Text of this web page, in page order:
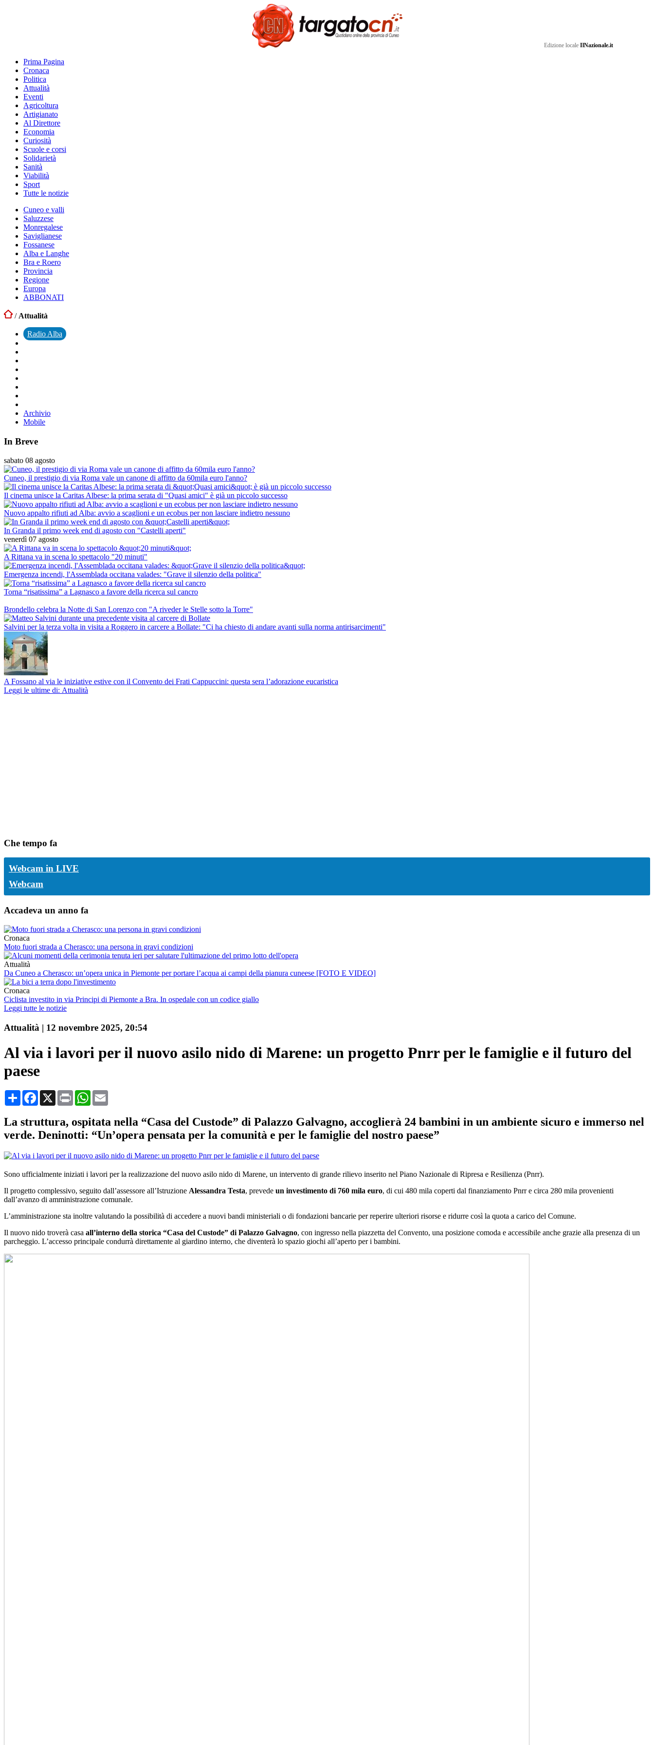
Edizione locale IlNazionale.it
Prima Pagina
Cronaca
Politica
Attualità
Eventi
Agricoltura
Artigianato
Al Direttore
Economia
Curiosità
Scuole e corsi
Solidarietà
Sanità
Viabilità
Sport
Tutte le notizie
Cuneo e valli
Saluzzese
Monregalese
Saviglianese
Fossanese
Alba e Langhe
Bra e Roero
Provincia
Regione
Europa
ABBONATI
/ Attualità
Radio Alba
Archivio
Mobile
In Breve
sabato 08 agosto
Cuneo, il prestigio di via Roma vale un canone di affitto da 60mila euro l'anno?
Il cinema unisce la Caritas Albese: la prima serata di "Quasi amici" è già un piccolo successo
Nuovo appalto rifiuti ad Alba: avvio a scaglioni e un ecobus per non lasciare indietro nessuno
In Granda il primo week end di agosto con "Castelli aperti"
venerdì 07 agosto
A Rittana va in scena lo spettacolo "20 minuti"
Emergenza incendi, l'Assemblada occitana valades: "Grave il silenzio della politica"
Torna “risatissima” a Lagnasco a favore della ricerca sul cancro
Brondello celebra la Notte di San Lorenzo con "A riveder le Stelle sotto la Torre"
Salvini per la terza volta in visita a Roggero in carcere a Bollate: "Ci ha chiesto di andare avanti sulla norma antirisarcimenti"
A Fossano al via le iniziative estive con il Convento dei Frati Cappuccini: questa sera l’adorazione eucaristica
Leggi le ultime di: Attualità
Che tempo fa
Webcam in LIVE
Webcam
Accadeva un anno fa
Cronaca
Moto fuori strada a Cherasco: una persona in gravi condizioni
Attualità
Da Cuneo a Cherasco: un’opera unica in Piemonte per portare l’acqua ai campi della pianura cuneese [FOTO E VIDEO]
Cronaca
Ciclista investito in via Principi di Piemonte a Bra. In ospedale con un codice giallo
Leggi tutte le notizie
Attualità | 12 novembre 2025, 20:54
Al via i lavori per il nuovo asilo nido di Marene: un progetto Pnrr per le famiglie e il futuro del
paese
CondividiFacebook
X Print WhatsApp
La struttura, ospitata nella “Casa del Custode” di Palazzo Galvagno, accoglierà 24 bambini in un ambiente sicuro e immerso nel
verde. Deninotti: “Un’opera pensata per la comunità e per le famiglie del nostro paese”
Sono ufficialmente iniziati i lavori per la realizzazione del nuovo asilo nido di Marene, un intervento di grande rilievo inserito nel Piano Nazionale di Ripresa e Resilienza (Pnrr).
Il progetto complessivo, seguito dall’assessore all’Istruzione Alessandra Testa, prevede un investimento di 760 mila euro, di cui 480 mila coperti dal finanziamento Pnrr e circa 280 mila provenienti
dall’avanzo di amministrazione comunale.
L’amministrazione sta inoltre valutando la possibilità di accedere a nuovi bandi ministeriali o di fondazioni bancarie per reperire ulteriori risorse e ridurre così la quota a carico del Comune.
Il nuovo nido troverà casa all’interno della storica “Casa del Custode” di Palazzo Galvagno, con ingresso nella piazzetta del Convento, una posizione comoda e accessibile anche grazie alla presenza di un
parcheggio. L’accesso principale condurrà direttamente al giardino interno, che diventerà lo spazio giochi all’aperto per i bambini.